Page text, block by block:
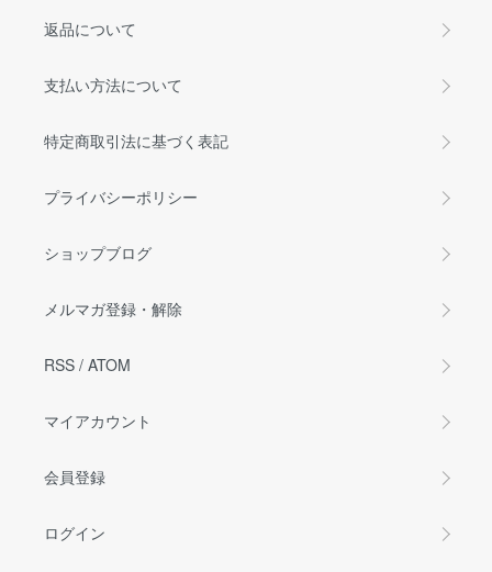
返品について
支払い方法について
特定商取引法に基づく表記
プライバシーポリシー
ショップブログ
メルマガ登録・解除
RSS / ATOM
マイアカウント
会員登録
ログイン